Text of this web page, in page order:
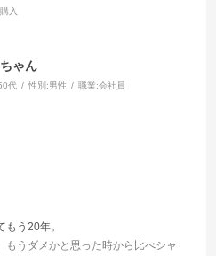
入
ゃん
代 性別:男性 職業:会社員
う20年。
もうダメかと思った時から比べシャ